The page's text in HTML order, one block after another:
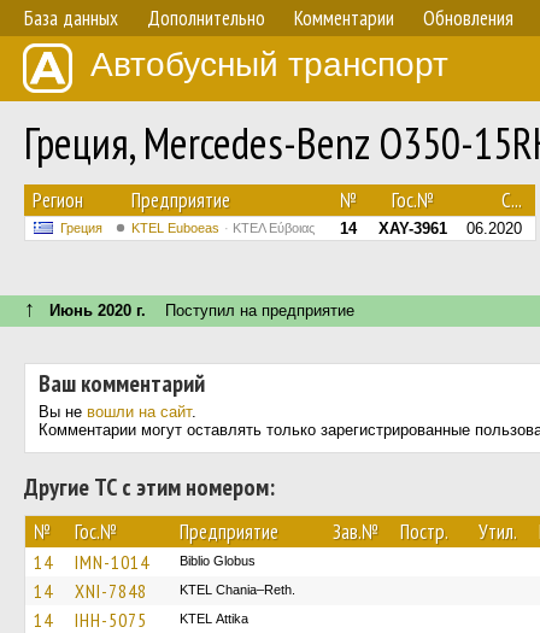
База данных Дополнительно Комментарии Обновления
Автобусный транспорт
Греция, Mercedes-Benz O350-
Регион Предприятие № Гос.№ С...
Греция ΚΤΕL Euboeas ΚΤΕΛ Εύβοιας 14 XAY-3961 06.2020
↑ Июнь 2020 г. Поступил на предприятие
Ваш комментарий
Вы не вошли на сайт.
Комментарии могут оставлять только зарегистрированные
Другие ТС с этим номером:
№ Гос.№ Предприятие Зав.№ Постр. Утил.
14 IMN-1014 Biblio Globus
14 XNI-7848 KTEL Chania–Reth.
14 IHH-5075 KΤΕL Αttika